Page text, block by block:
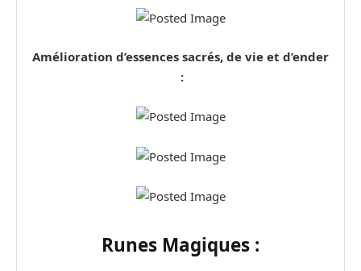
Amélioration d’essences sacrés, de vie et d’ender
:
Runes Magiques :